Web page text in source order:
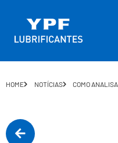
HOME NOTÍCIAS COMO